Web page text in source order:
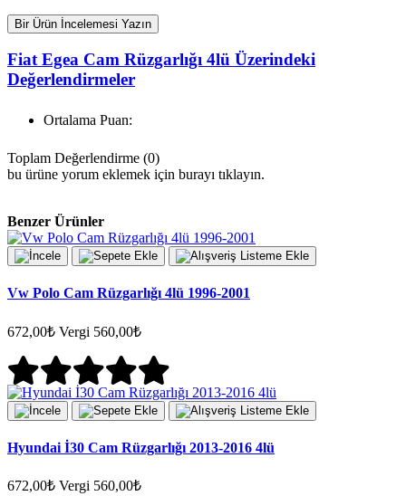
Bir Ürün İncelemesi Yazın
Fiat Egea Cam Rüzgarlığı 4lü Üzerindeki
Değerlendirmeler
Ortalama Puan:
Toplam Değerlendirme (0)
bu ürüne yorum eklemek için burayı tıklayın.
Benzer Ürünler
Vw Polo Cam Rüzgarlığı 4lü 1996-2001
672,00₺ Vergi 560,00₺
Hyundai İ30 Cam Rüzgarlığı 2013-2016 4lü
672,00₺ Vergi 560,00₺